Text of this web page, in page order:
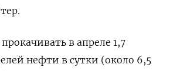
в апреле 1,7
нефти в сутки (около 6,5